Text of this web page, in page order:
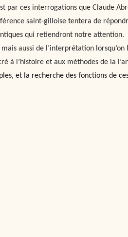
par ces interrogations que Claude
saint-gilloise tentera de
qui retiendront notre attention.
aussi de l’interprétation lorsqu’on
à l’histoire et aux méthodes de la
et la recherche des fonctions de